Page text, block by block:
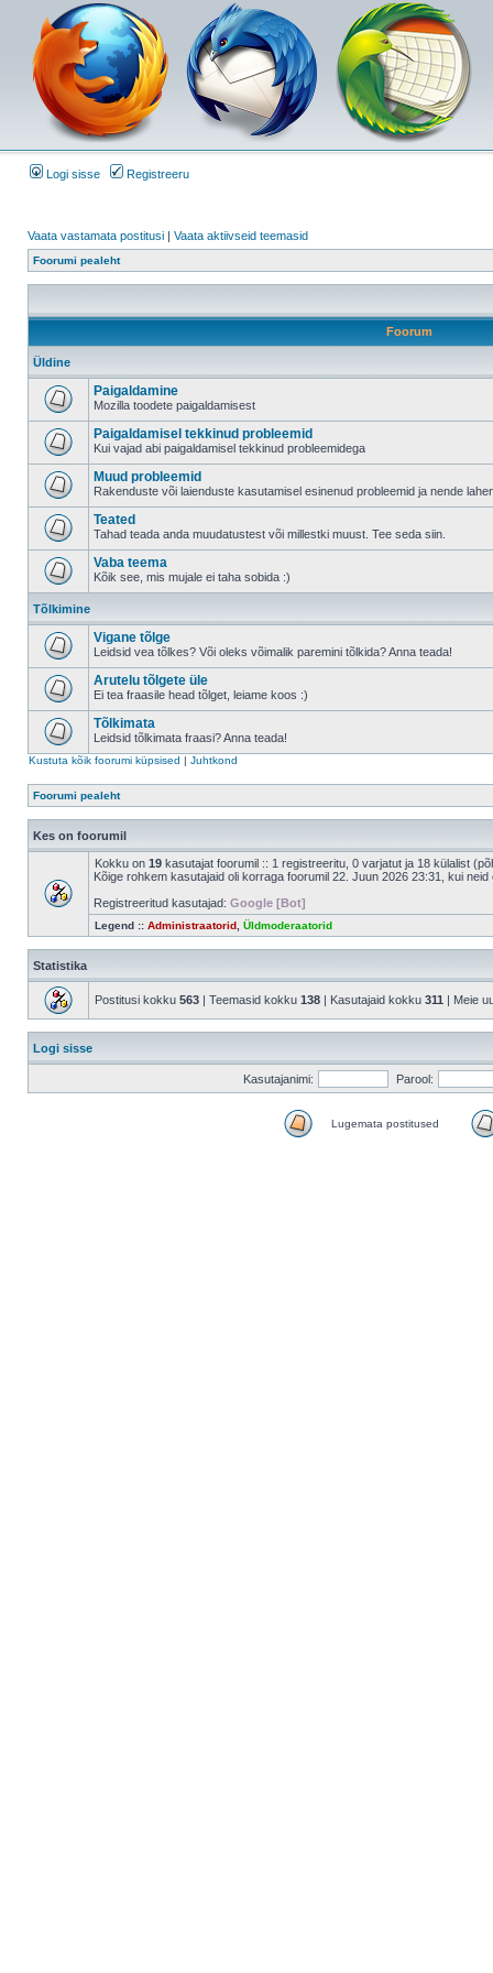
Logi sisse Registreeru
Vaata vastamata postitusi | Vaata aktiivseid teemasid
Foorumi pealeht
Foorum
Üldine
Paigaldamine
Mozilla toodete paigaldamisest
Paigaldamisel tekkinud probleemid
Kui vajad abi paigaldamisel tekkinud probleemidega
Muud probleemid
Rakenduste või laienduste kasutamisel esinenud probleemid ja nende
Teated
Tahad teada anda muudatustest või millestki muust. Tee seda siin.
Vaba teema
Kõik see, mis mujale ei taha sobida :)
Tõlkimine
Vigane tõlge
Leidsid vea tõlkes? Või oleks võimalik paremini tõlkida? Anna teada!
Arutelu tõlgete üle
Ei tea fraasile head tõlget, leiame koos :)
Tõlkimata
Leidsid tõlkimata fraasi? Anna teada!
Kustuta kõik foorumi küpsised | Juhtkond
Foorumi pealeht
Kes on foorumil
Kokku on 19 kasutajat foorumil :: 1 registreeritu, 0 varjatut ja 18 külalist
Kõige rohkem kasutajaid oli korraga foorumil 22. Juun 2026 23:31, kui neid
Registreeritud kasutajad: Google [Bot]
Legend :: Administraatorid Üldmoderaatorid
Statistika
Postitusi kokku 563 | Teemasid kokku 138 | Kasutajaid kokku 311 | Meie
Logi sisse
Kasutajanimi: Parool:
Lugemata postitused